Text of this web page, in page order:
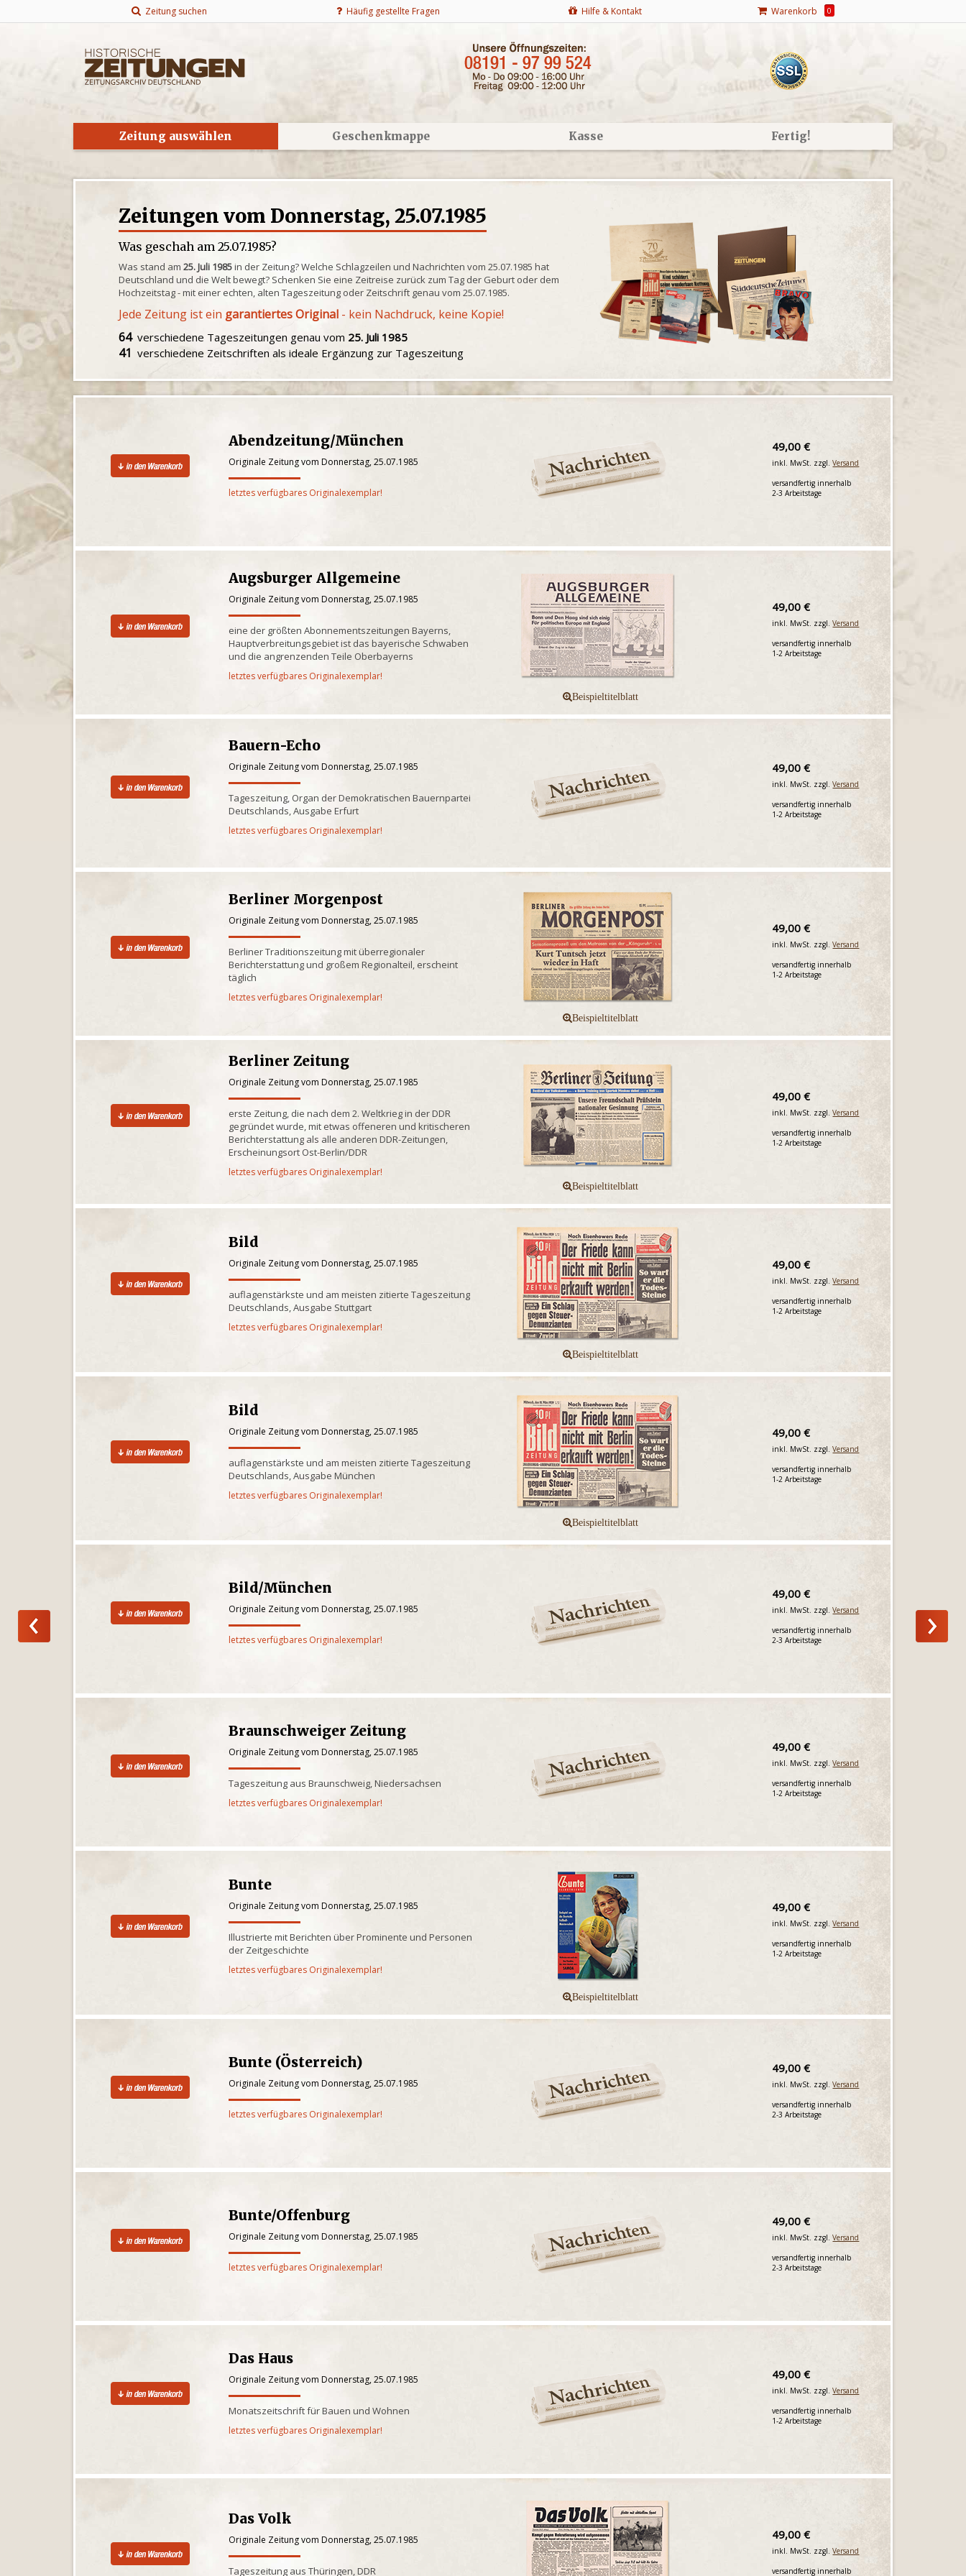
Zeitung suchen Häufig gestellte Fragen Hilfe & Kontakt Warenkorb 0
Zeitung auswählen Geschenkmappe Kasse Fertig!
Zeitungen vom Donnerstag, 25.07.1985
Was geschah am 25.07.1985?
Was stand am25. Juli 1985in der Zeitung? Welche Schlagzeilen und Nachrichten vom 25.07.1985 hat
Deutschland und die Welt bewegt? Schenken Sie eine Zeitreise zurück zum Tag der Geburt oder dem
Hochzeitstag - mit einer echten, alten Tageszeitung oder Zeitschrift genau vom 25.07.1985.
Jede Zeitung ist ein garantiertes Original - kein Nachdruck, keine Kopie!
64verschiedene Tageszeitungen genau vom 25. Juli 1985
41 verschiedene Zeitschriften als ideale Ergänzung zur Tageszeitung
Abendzeitung/München
Originale Zeitung vom Donnerstag, 25.07.1985
letztes verfügbares Originalexemplar!
49,00 €
inkl. MwSt. zzgl.Versand
versandfertig innerhalb
2-3 Arbeitstage
Augsburger Allgemeine
Originale Zeitung vom Donnerstag, 25.07.1985
eine der größten Abonnementszeitungen Bayerns,
Hauptverbreitungsgebiet ist das bayerische Schwaben
und die angrenzenden Teile Oberbayerns
letztes verfügbares Originalexemplar!
49,00 €
inkl. MwSt. zzgl.Versand
versandfertig innerhalb
1-2 Arbeitstage
Bauern-Echo
Originale Zeitung vom Donnerstag, 25.07.1985
Tageszeitung, Organ der Demokratischen Bauernpartei
Deutschlands, Ausgabe Erfurt
letztes verfügbares Originalexemplar!
49,00 €
inkl. MwSt. zzgl.Versand
versandfertig innerhalb
1-2 Arbeitstage
Berliner Morgenpost
Originale Zeitung vom Donnerstag, 25.07.1985
Berliner Traditionszeitung mit überregionaler
Berichterstattung und großem Regionalteil, erscheint
täglich
letztes verfügbares Originalexemplar!
49,00 €
inkl. MwSt. zzgl.Versand
versandfertig innerhalb
1-2 Arbeitstage
Berliner Zeitung
Originale Zeitung vom Donnerstag, 25.07.1985
erste Zeitung, die nach dem 2. Weltkrieg in der DDR
gegründet wurde, mit etwas offeneren und kritischeren
Berichterstattung als alle anderen DDR-Zeitungen,
Erscheinungsort Ost-Berlin/DDR
letztes verfügbares Originalexemplar!
49,00 €
inkl. MwSt. zzgl.Versand
versandfertig innerhalb
1-2 Arbeitstage
Bild
Originale Zeitung vom Donnerstag, 25.07.1985
auflagenstärkste und am meisten zitierte Tageszeitung
Deutschlands, Ausgabe Stuttgart
letztes verfügbares Originalexemplar!
49,00 €
inkl. MwSt. zzgl.Versand
versandfertig innerhalb
1-2 Arbeitstage
Bild
Originale Zeitung vom Donnerstag, 25.07.1985
auflagenstärkste und am meisten zitierte Tageszeitung
Deutschlands, Ausgabe München
letztes verfügbares Originalexemplar!
49,00 €
inkl. MwSt. zzgl.Versand
versandfertig innerhalb
1-2 Arbeitstage
Bild/München
Originale Zeitung vom Donnerstag, 25.07.1985
letztes verfügbares Originalexemplar!
49,00 €
inkl. MwSt. zzgl.Versand
versandfertig innerhalb
2-3 Arbeitstage
Braunschweiger Zeitung
Originale Zeitung vom Donnerstag, 25.07.1985
Tageszeitung aus Braunschweig, Niedersachsen
letztes verfügbares Originalexemplar!
49,00 €
inkl. MwSt. zzgl.Versand
versandfertig innerhalb
1-2 Arbeitstage
Bunte
Originale Zeitung vom Donnerstag, 25.07.1985
Illustrierte mit Berichten über Prominente und Personen
der Zeitgeschichte
letztes verfügbares Originalexemplar!
49,00 €
inkl. MwSt. zzgl.Versand
versandfertig innerhalb
1-2 Arbeitstage
Bunte (Österreich)
Originale Zeitung vom Donnerstag, 25.07.1985
letztes verfügbares Originalexemplar!
49,00 €
inkl. MwSt. zzgl.Versand
versandfertig innerhalb
2-3 Arbeitstage
Bunte/Offenburg
Originale Zeitung vom Donnerstag, 25.07.1985
letztes verfügbares Originalexemplar!
49,00 €
inkl. MwSt. zzgl.Versand
versandfertig innerhalb
2-3 Arbeitstage
Das Haus
Originale Zeitung vom Donnerstag, 25.07.1985
Monatszeitschrift für Bauen und Wohnen
letztes verfügbares Originalexemplar!
49,00 €
inkl. MwSt. zzgl.Versand
versandfertig innerhalb
1-2 Arbeitstage
Das Volk
Originale Zeitung vom Donnerstag, 25.07.1985
Tageszeitung aus Thüringen, DDR
49,00 €
inkl. MwSt. zzgl.Versand
versandfertig innerhalb